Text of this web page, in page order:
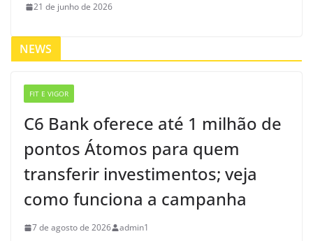
21 de junho de 2026
NEWS
FIT E VIGOR
C6 Bank oferece até 1 milhão de
pontos Átomos para quem
transferir investimentos; veja
como funciona a campanha
7 de agosto de 2026 admin1